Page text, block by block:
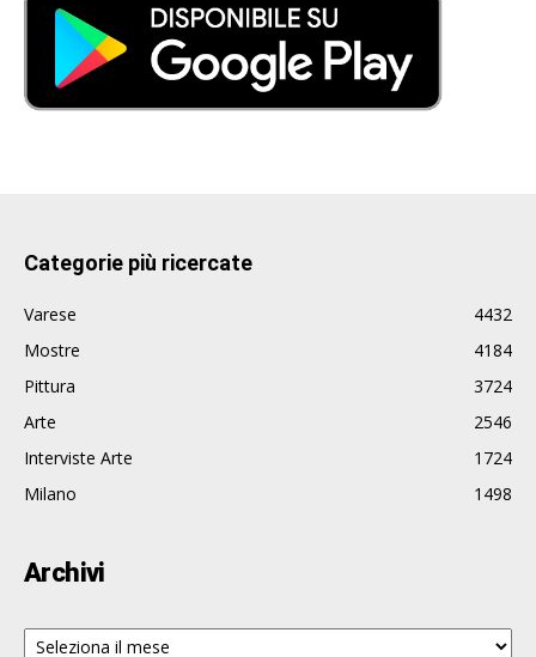
Categorie più ricercate
Varese
4432
Mostre
4184
Pittura
3724
Arte
2546
Interviste Arte
1724
Milano
1498
Archivi
Archivi